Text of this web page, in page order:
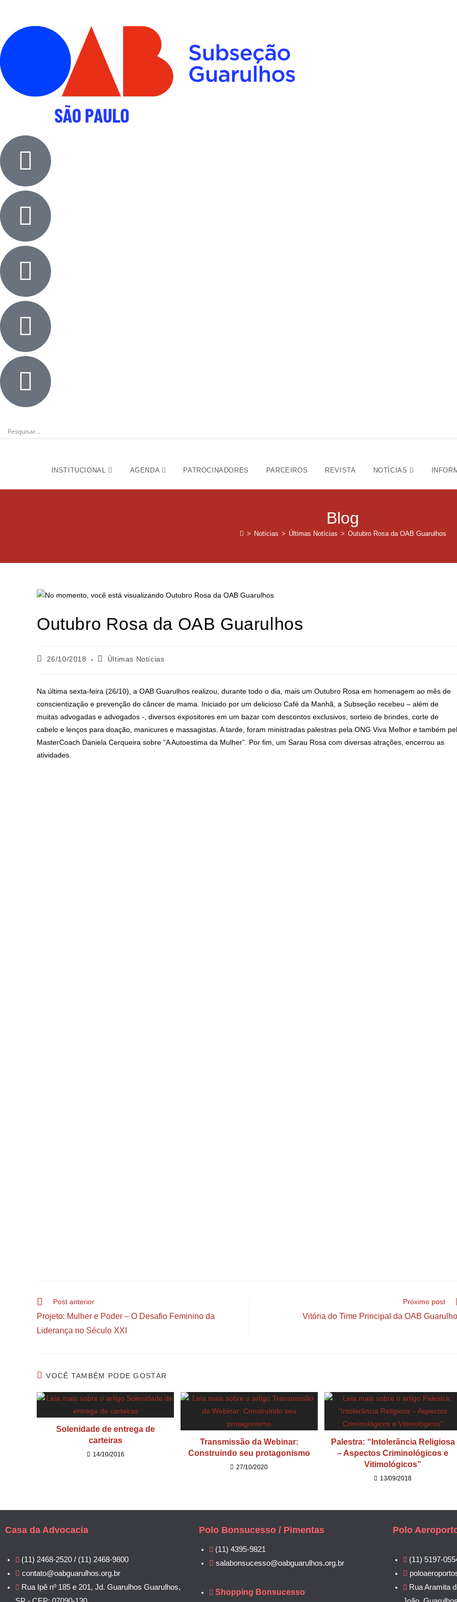
INSTITUCIONAL AGENDA PATROCINADORES PARCEIROS REVISTA NOTÍCIAS
Blog
> Notícias > Últimas Notícias > Outubro Rosa da OAB Guarulhos
Outubro Rosa da OAB Guarulhos
26/10/2018 Últimas Notícias
Na última sexta-feira (26/10), a OAB Guarulhos realizou, durante todo o dia, mais um Outubro Rosa em homenagem ao mês de
conscientização e prevenção do câncer de mama. Iniciado por um delicioso Café da Manhã, a Subseção recebeu – além de
muitas advogadas e advogados -, diversos expositores em um bazar com descontos exclusivos, sorteio de brindes, corte de
cabelo e lenços para doação, manicures e massagistas. A tarde, foram ministradas palestras pela ONG Viva Melhor e também
MasterCoach Daniela Cerqueira sobre “A Autoestima da Mulher”. Por fim, um Sarau Rosa com diversas atrações, encerrou as
atividades.
Post anterior
Projeto: Mulher e Poder – O Desafio Feminino da
Liderança no Século XXI
Próximo post
Vitória do Time Principal da OAB
VOCÊ TAMBÉM PODE GOSTAR
Solenidade de entrega de
carteiras
14/10/2016
Transmissão da Webinar:
Construindo seu protagonismo
27/10/2020
Palestra: “Intolerância Religiosa
– Aspectos Criminológicos e
Vitimológicos”
13/09/2018
Casa da Advocacia
(11) 2468-2520 / (11) 2468-9800
contato@oabguarulhos.org.br
Rua Ipê nº 185 e 201, Jd. Guarulhos Guarulhos,
Polo Bonsucesso / Pimentas
(11) 4395-9821
salabonsucesso@oabguarulhos.org.br
Shopping Bonsucesso
Polo
(11) 5197-
Rua Aramita